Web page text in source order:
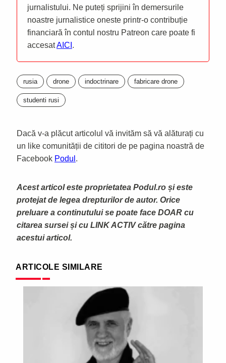
jurnalistului. Ne puteți sprijini în demersurile
noastre jurnalistice oneste printr-o contribuție
financiară în contul nostru Patreon care poate fi
accesatAICI .
rusia drone indoctrinare fabricare drone
studenti rusi
Dacă v-a plăcut articolul vă invităm să vă alăturați cu
un like comunității de cititori de pe pagina noastră de
Facebook Podul .
Acest articol este proprietatea Podul.ro și este
protejat de legea drepturilor de autor. Orice
preluare a continutului se poate face DOAR cu
citarea sursei și cu LINK ACTIV către pagina
acestui articol.
ARTICOLE SIMILARE